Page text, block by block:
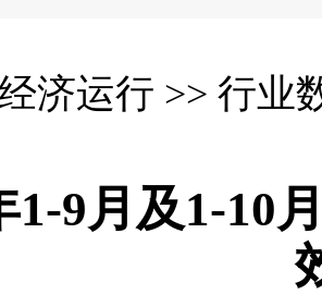
济运行 >>行业
1-9月及1-10